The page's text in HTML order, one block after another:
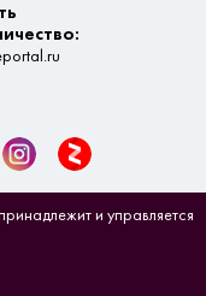
и управляется